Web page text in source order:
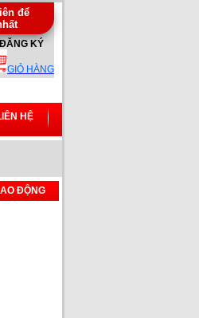
để
ĐĂNG KÝ
GIỎ HÀNG
HỆ
ĐỘNG